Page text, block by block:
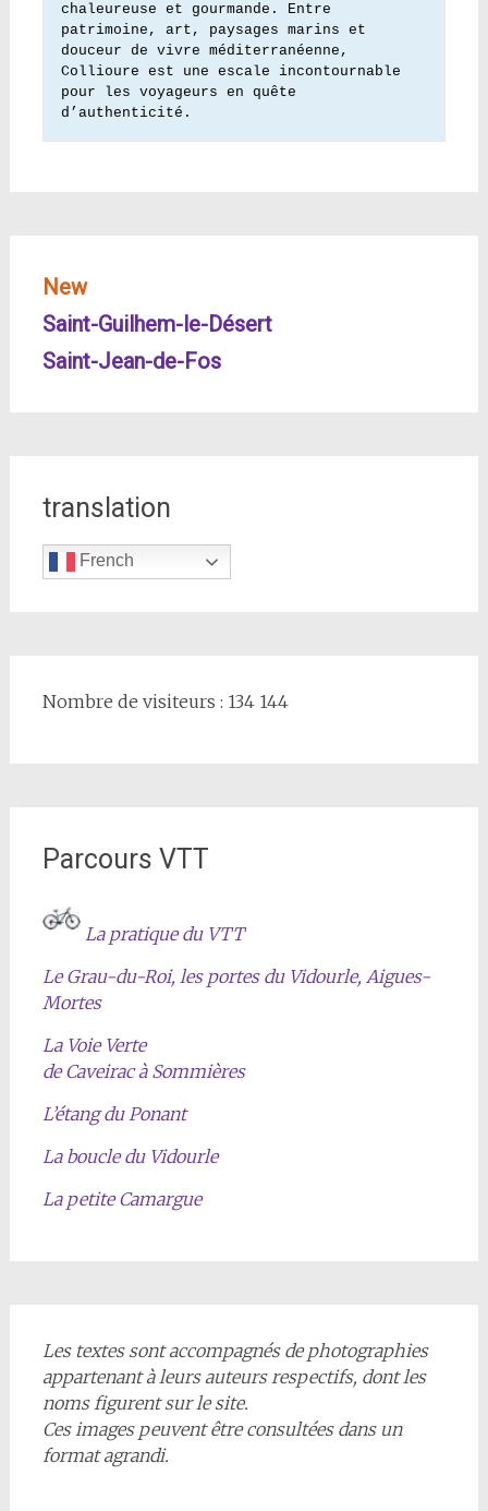
chaleureuse et gourmande. Entre
patrimoine, art, paysages marins et
douceur de vivre méditerranéenne,
Collioure est une escale incontournable
pour les voyageurs en quête
d’authenticité.
New
Saint-Guilhem-le-Désert
Saint-Jean-de-Fos
translation
French
Nombre de visiteurs : 134 144
Parcours VTT
La pratique du VTT
Le Grau-du-Roi, les portes du Vidourle, Aigues-
Mortes
La Voie Verte
de Caveirac à Sommières
L’étang du Ponant
La boucle du Vidourle
La petite Camargue
Les textes sont accompagnés de photographies
appartenant à leurs auteurs respectifs, dont les
noms figurent sur le site.
Ces images peuvent être consultées dans un
format agrandi.